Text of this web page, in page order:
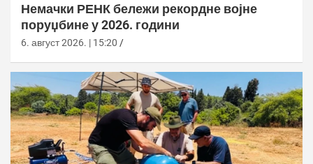
Немачки РЕНК бележи рекордне војне
поруџбине у 2026. години
6. август 2026. | 15:20